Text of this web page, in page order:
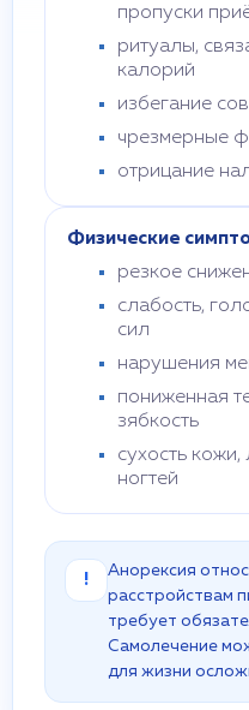
пропуски
ритуалы,
калорий
избегание
чрезмерные
отрицание
Физические
резкое
слабость,
сил
нарушения
пониженная
зябкость
сухость
ногтей
!
Анорексия
расстройствам
требует
Самолечение
для жизни